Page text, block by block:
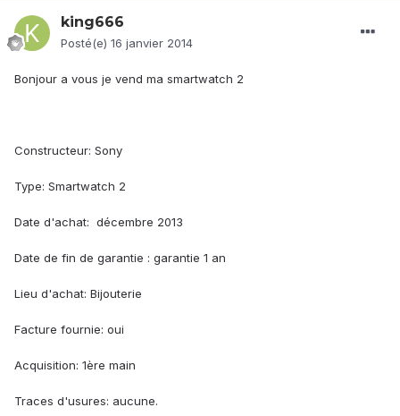
king666
Posté(e) 16 janvier 2014
Bonjour a vous je vend ma smartwatch 2
Constructeur: Sony
Type: Smartwatch 2
Date d'achat: décembre 2013
Date de fin de garantie : garantie 1 an
Lieu d'achat: Bijouterie
Facture fournie: oui
Acquisition: 1ère main
Traces d'usures: aucune.